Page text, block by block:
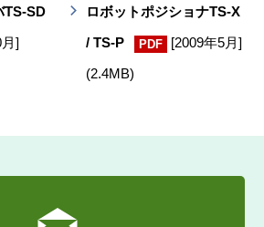
TS-SD
]
ロボットポジショナTS-X
/ TS-P
PDF
[2009年5月]
(2.4MB)